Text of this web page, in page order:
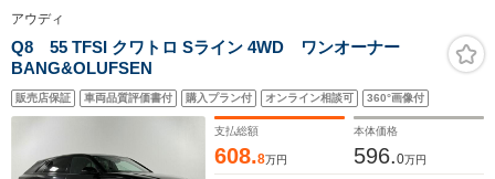
アウディ
Q8 55 TFSI クワトロ Sライン 4WD ワンオーナー
BANG&OLUFSEN
販売店保証 車両品質評価書付 購入プラン付 オンライン相談可 360°画像付
支払総額
608.8万円
本体価格
596.0万円